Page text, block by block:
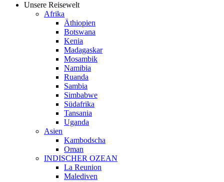
Unsere Reisewelt
Afrika
Äthiopien
Botswana
Kenia
Madagaskar
Mosambik
Namibia
Ruanda
Sambia
Simbabwe
Südafrika
Tansania
Uganda
Asien
Kambodscha
Oman
INDISCHER OZEAN
La Reunion
Malediven